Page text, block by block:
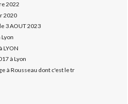
2022
2020
3 AOUT 2023
LYON
à Lyon
à Rousseau dont c'est le tr